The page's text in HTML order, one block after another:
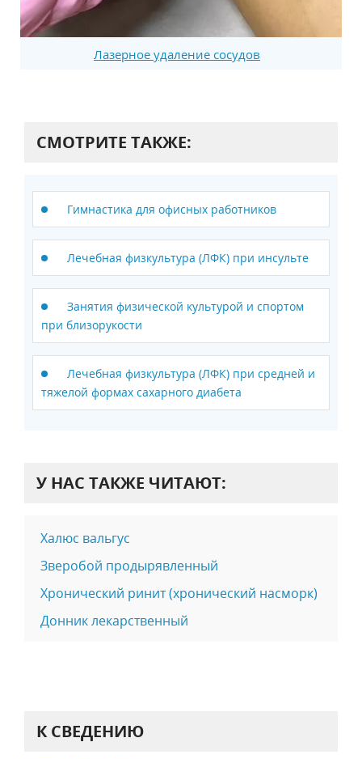
Лазерное удаление сосудов
СМОТРИТЕ ТАКЖЕ:
Гимнастика для офисных работников
Лечебная физкультура (ЛФК) при инсульте
Занятия физической культурой и спортом
при близорукости
Лечебная физкультура (ЛФК) при средней и
тяжелой формах сахарного диабета
У НАС ТАКЖЕ ЧИТАЮТ:
Халюс вальгус
Зверобой продырявленный
Хронический ринит (хронический насморк)
Донник лекарственный
К СВЕДЕНИЮ